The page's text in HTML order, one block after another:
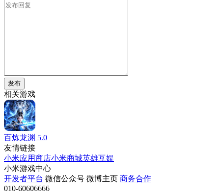
发布
相关游戏
百炼龙渊 5.0
友情链接
小米应用商店小米商城英雄互娱
小米游戏中心
开发者平台 微信公众号 微博主页 商务合作
010-60606666